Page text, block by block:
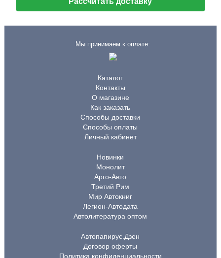
Мы принимаем к оплате:
Каталог
Контакты
О магазине
Как заказать
Способы доставки
Способы оплаты
Личный кабинет
Новинки
Монолит
Арго-Авто
Третий Рим
Мир Автокниг
Легион-Автодата
Автолитература оптом
Автопапирус.Дзен
Договор оферты
Политика конфиденциальности